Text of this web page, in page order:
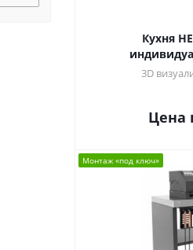
Кухня
3D
Цена
Монтаж «под ключ»